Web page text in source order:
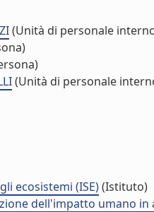
(Unità di personale
(Unità di personale
ecosistemi (ISE)(Istituto)
dell'impatto umano